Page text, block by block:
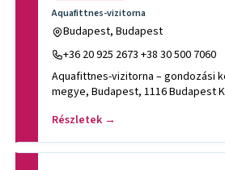
Aquafittnes-vizitorna
Budapest, Budapest
+36 20 925 2673 +38 30 500 7060
Aquafittnes-vizitorna – gondozási
megye, Budapest, 1116 Budapest
Részletek →